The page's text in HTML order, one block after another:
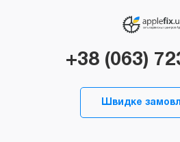
+38 (063)
Швидке